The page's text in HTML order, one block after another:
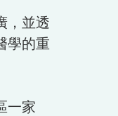
，並透
學的重
一家